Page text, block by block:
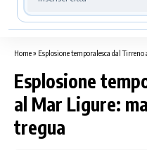
Home» Esplosione temporalesca dal
Esplosione
al Mar Ligure:
tregua